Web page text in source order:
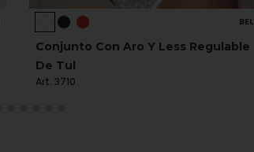
Conjunto Con Aro Y Less Regulable
De Tul
Art. 3710